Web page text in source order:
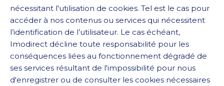
nécessitant l'utilisation de cookies. Tel est le cas pour
accéder à nos contenus ou services qui nécessitent
l’identification de l’utilisateur. Le cas échéant,
Imodirect décline toute responsabilité pour les
conséquences liées au fonctionnement dégradé de
ses services résultant de l'impossibilité pour nous
d'enregistrer ou de consulter les cookies nécessaires